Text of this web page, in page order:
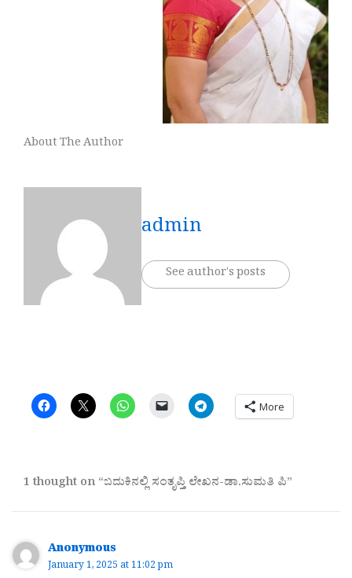
About The Author
admin
See author's posts
More
1 thought on “ಬದುಕಿನಲ್ಲಿ ಸಂತೃಪ್ತಿ ಲೇಖನ-ಡಾ.ಸುಮತಿ ಪಿ”
Anonymous
January 1, 2025 at 11:02 pm